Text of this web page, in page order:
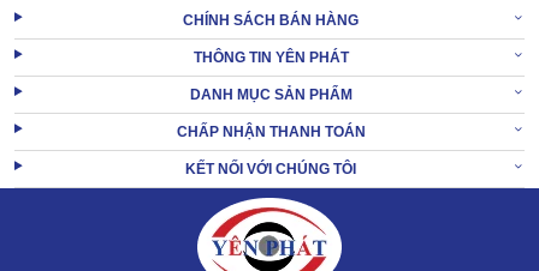
CHÍNH SÁCH BÁN HÀNG
THÔNG TIN YÊN PHÁT
DANH MỤC SẢN PHẨM
CHẤP NHẬN THANH TOÁN
KẾT NỐI VỚI CHÚNG TÔI